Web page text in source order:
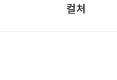
컬처